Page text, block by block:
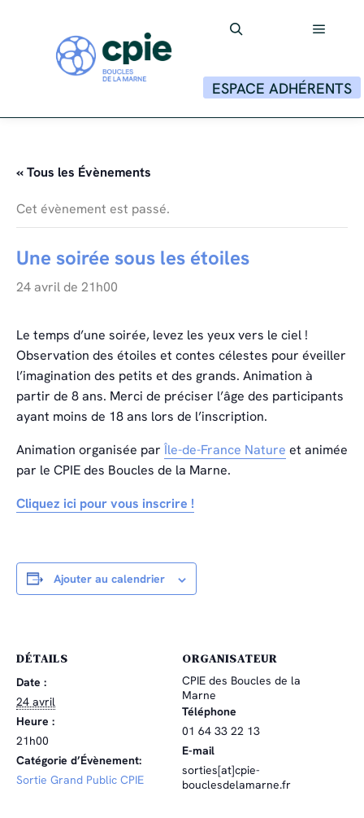
ESPACE ADHÉRENTS
« Tous les Évènements
Cet évènement est passé.
Une soirée sous les étoiles
24 avril de 21h00
Le temps d’une soirée, levez les yeux vers le ciel !
Observation des étoiles et contes célestes pour éveiller
l’imagination des petits et des grands. Animation à
partir de 8 ans. Merci de préciser l’âge des participants
ayant moins de 18 ans lors de l’inscription.
Animation organisée par Île-de-France Nature et animée
par le CPIE des Boucles de la Marne.
Cliquez ici pour vous inscrire !
Ajouter au calendrier
DÉTAILS
Date :
24 avril
Heure :
21h00
Catégorie d’Évènement:
Sortie Grand Public CPIE
ORGANISATEUR
CPIE des Boucles de la
Marne
Téléphone
01 64 33 22 13
E-mail
sorties[at]cpie-
bouclesdelamarne.fr